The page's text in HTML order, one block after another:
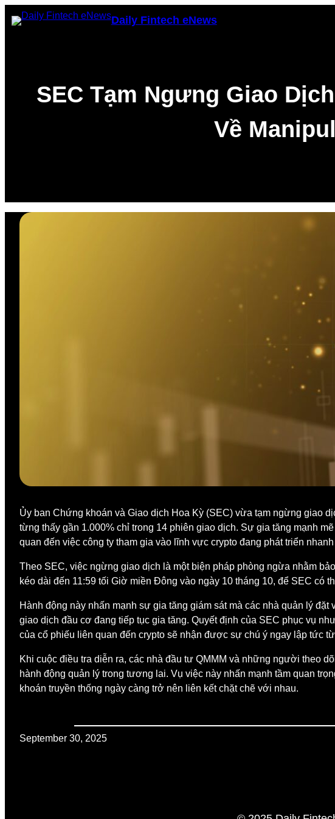
Skip
to
Daily Fintech eNews
SEC Tạm Ngưng Giao
Về
Ủy ban Chứng khoán và Giao dịch Hoa Kỳ (SEC) vừa tạm ngừng giao
từng thấy gần 1.000% chỉ trong 14 phiên giao dịch. Sự gia tăng mạnh
quan đến việc công ty tham gia vào lĩnh vực crypto đang phát triển
Theo SEC, việc ngừng giao dịch là một biện pháp phòng ngừa nhằm
kéo dài đến 11:59 tối Giờ miền Đông vào ngày 10 tháng 10, để SEC có
Hành động này nhấn mạnh sự gia tăng giám sát mà các nhà quản lý
giao dịch đầu cơ đang tiếp tục gia tăng. Quyết định của SEC phục vụ
của cổ phiếu liên quan đến crypto sẽ nhận được sự chú ý ngay lập tức
Khi cuộc điều tra diễn ra, các nhà đầu tư QMMM và những người theo
hành động quản lý trong tương lai. Vụ việc này nhấn mạnh tầm quan
khoán truyền thống ngày càng trở nên liên kết chặt chẽ với nhau.
September 30, 2025